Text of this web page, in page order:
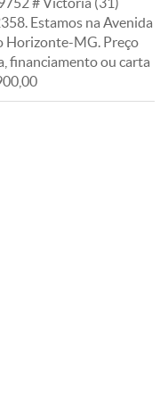
Estamos na Avenida
Horizonte-MG. Preço
financiamento ou carta